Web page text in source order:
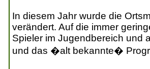
In diesem Jahr wurde die
verändert. Auf die immer
Spieler im Jugendbereich und
und das �alt bekannte�